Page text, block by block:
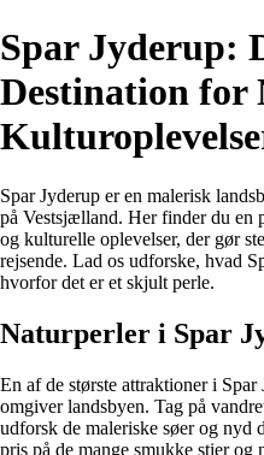
Spar Jyderup:
Destination for
Spar Jyderup er en malerisk
på Vestsjælland. Her finder du en
og kulturelle oplevelser, der gør
rejsende. Lad os udforske, hvad
hvorfor det er et skjult perle.
Naturperler i Spar
En af de største attraktioner i Spar
omgiver landsbyen. Tag på
udforsk de maleriske søer og
pris på de mange smukke stier og